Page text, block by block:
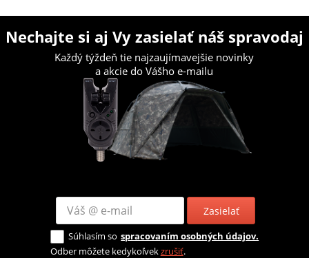
Nechajte si aj Vy zasielať náš spravodaj
Každý týždeň tie najzaujímavejšie novinky
a akcie do Vášho e-mailu
Zasielať
Súhlasím so spracovaním osobných údajov.
Odber môžete kedykoľvekzrušiť.